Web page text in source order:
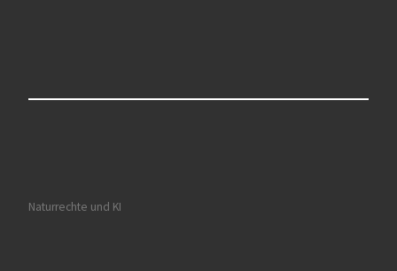
Naturrechte und KI